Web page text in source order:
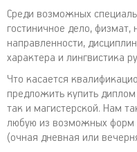
Среди возможных
гостиничное дело, физмат,
направленности,
характера и лингвистика
Что касается
предложить купить
так и магистерской. Нам
любую из возможных форм
(очная дневная или